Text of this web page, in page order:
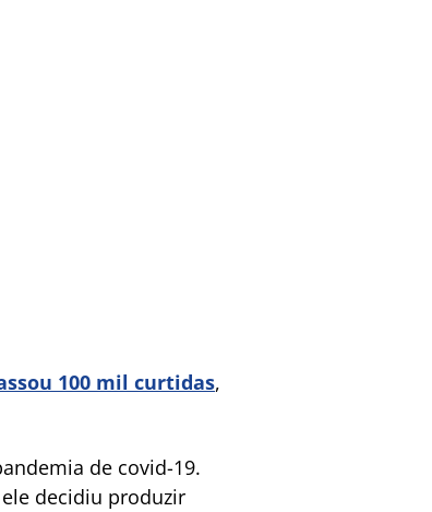
100 mil curtidas,
de covid-19.
decidiu produzir